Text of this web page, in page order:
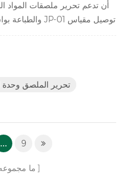
تحرير الملصق
... 9
ما